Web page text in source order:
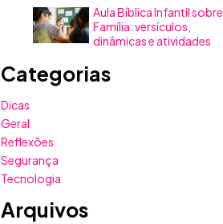
Aula Bíblica Infantil sobre
Família: versículos,
dinâmicas e atividades
Categorias
Dicas
Geral
Reflexões
Segurança
Tecnologia
Arquivos